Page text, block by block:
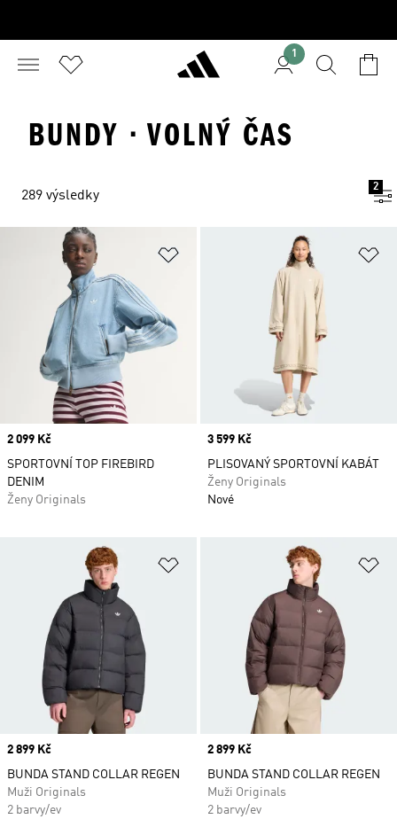
1
BUNDY · VOLNÝ ČAS
289 výsledky
2
Přidat do seznamu přání
Price
2 099 Kč
SPORTOVNÍ TOP FIREBIRD
DENIM
Ženy Originals
Price
3 599 Kč
PLISOVANÝ SPORTOVNÍ KABÁT
Ženy Originals
Nové
Přidat do seznamu přání
Price
2 899 Kč
BUNDA STAND COLLAR REGEN
Muži Originals
2 barvy/ev
Price
2 899 Kč
BUNDA STAND COLLAR REGEN
Muži Originals
2 barvy/ev